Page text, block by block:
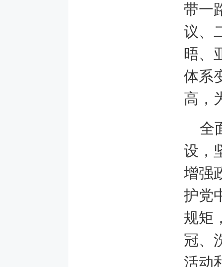
带一
议、
晤、
体系
高，
全
设，
增强
护党
规矩
冠、
活动